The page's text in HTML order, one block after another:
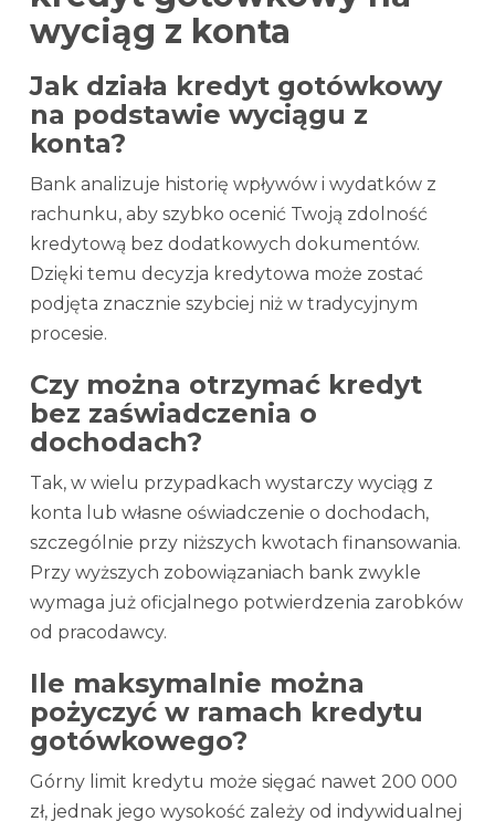
wyciąg z konta
Jak działa kredyt gotówkowy
na podstawie wyciągu z
konta?
Bank analizuje historię wpływów i wydatków z
rachunku, aby szybko ocenić Twoją zdolność
kredytową bez dodatkowych dokumentów.
Dzięki temu decyzja kredytowa może zostać
podjęta znacznie szybciej niż w tradycyjnym
procesie.
Czy można otrzymać kredyt
bez zaświadczenia o
dochodach?
Tak, w wielu przypadkach wystarczy wyciąg z
konta lub własne oświadczenie o dochodach,
szczególnie przy niższych kwotach finansowania.
Przy wyższych zobowiązaniach bank zwykle
wymaga już oficjalnego potwierdzenia zarobków
od pracodawcy.
Ile maksymalnie można
pożyczyć w ramach kredytu
gotówkowego?
Górny limit kredytu może sięgać nawet 200 000
zł, jednak jego wysokość zależy od indywidualnej